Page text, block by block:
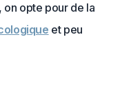
on opte pour de la
et peu